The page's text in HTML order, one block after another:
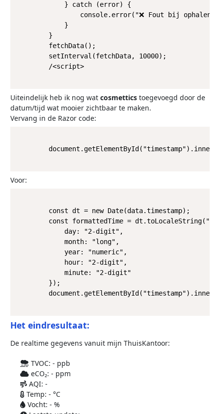
            } catch (error) {
console.error("❌ Fout bij ophalen
            }
        }
        fetchData();
        setInterval(fetchData, 10000);
        /<script>
Uiteindelijk heb ik nog wat cosmettics toegevoegd door de
datum/tijd wat mooier zichtbaar te maken.
Vervang in de Razor code:
Voor:
        const dt = new Date(data.timestamp);
const formattedTime =
            day: "2-digit",
            month: "long",
            year: "numeric",
            hour: "2-digit",
            minute: "2-digit"
        });
Het eindresultaat:
De realtime gegevens vanuit mijn ThuisKantoor:
TVOC: - ppb
eCO₂: - ppm
AQI: -
Temp: - °C
Vocht: - %